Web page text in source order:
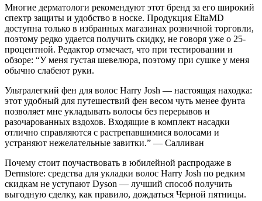
Многие дерматологи рекомендуют этот бренд за его широкий
спектр защиты и удобство в носке. Продукция EltaMD
доступна только в избранных магазинах розничной торговли,
поэтому редко удается получить скидку, не говоря уже о 25-
процентной. Редактор отмечает, что при тестировании и
обзоре: “У меня густая шевелюра, поэтому при сушке у меня
обычно слабеют руки.
Ультралегкий фен для волос Harry Josh — настоящая находка:
этот удобный для путешествий фен весом чуть менее фунта
позволяет мне укладывать волосы без перерывов и
разочарованных вздохов. Входящие в комплект насадки
отлично справляются с растрепавшимися волосами и
устраняют нежелательные завитки.” — Салливан
Почему стоит поучаствовать в юбилейной распродаже в
Dermstore: средства для укладки волос Harry Josh по редким
скидкам не уступают Dyson — лучший способ получить
выгодную сделку, как правило, дождаться Черной пятницы.